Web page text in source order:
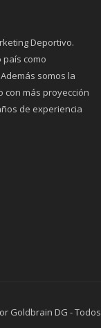
Deportivo.
como
somos la
con más proyección
de experiencia
Goldbrain DG - Todos